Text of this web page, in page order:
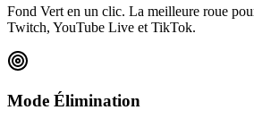
Fond Vert en un clic. La meilleure roue
Twitch, YouTube Live et TikTok.
Mode Élimination